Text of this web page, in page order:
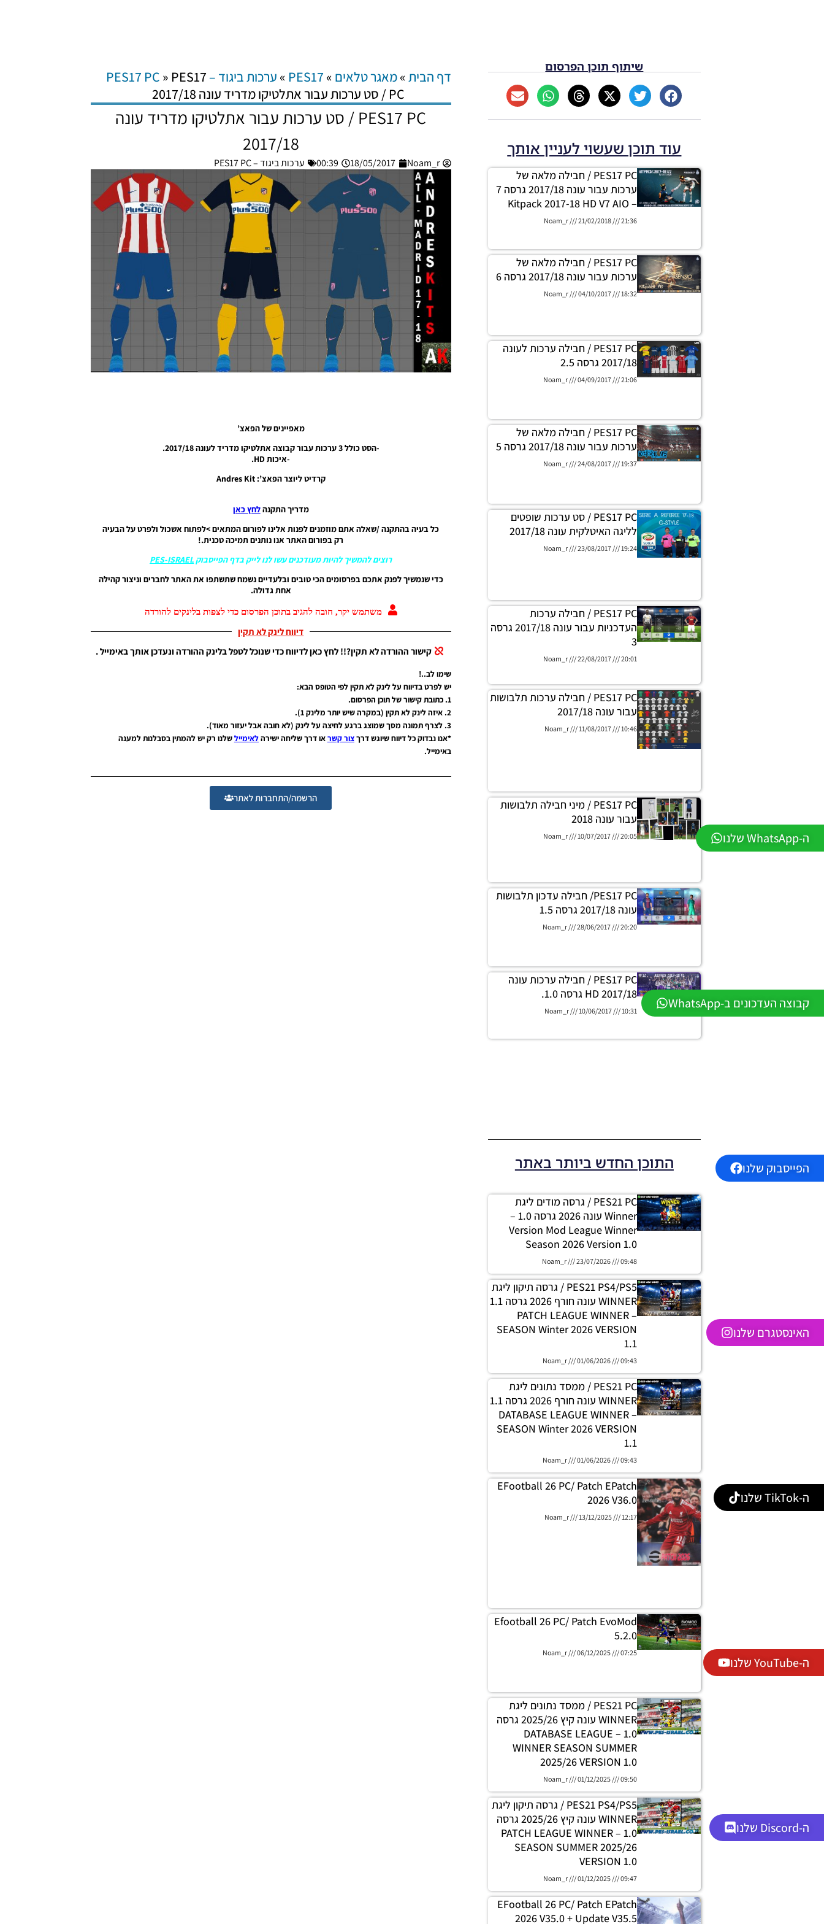
ה-WhatsApp שלנו
קבוצה העדכונים ב-WhatsApp
הפייסבוק שלנו
האינסטגרם שלנו
ה-TikTok שלנו
ה-YouTube שלנו
ה-Discord שלנו
דף הבית »מאגר טלאים »
PES17
» ערכות ביגוד – PES17 PC » PES17
PC / סט ערכות עבור אתלטיקו מדריד עונה 2017/18
PES17 PC / סט ערכות עבור אתלטיקו מדריד עונה
2017/18
Noam_r
18/05/2017
00:39 ערכות ביגוד – PES17 PC
מאפיינים של הפאצ’
-הסט כולל 3 ערכות עבור קבוצה אתלטיקו מדריד לעונה 2017/18.
-איכות HD.
קרדיט ליוצר הפאצ’: Andres Kit
מדריך התקנהלחץ כאן
כל בעיה בהתקנה /שאלה אתם מוזמנים לפנות אלינו לפורום המתאים >לפתוח אשכול ולפרט על הבעיה
רק בפורום האתר אנו נותנים תמיכה טכנית.!
רוצים להמשיך להיות מעודכנים עשו לנו לייק בדף הפייסבוקPES-ISRAEL
כדי שנמשיך לפנק אתכם בפרסומים הכי טובים ובלעדיים נשמח שתשתפו את האתר לחברים וניצור קהילה
אחת גדולה.
משתמש יקר, חובה להגיב בתוכן הפרסום כדי לצפות בלינקים להורדה
דיווח לינק לא תקין
קישור ההורדה לא תקין?!! לחץ כאן לדיווח כדי שנוכל לטפל בלינק ההורדה ונעדכן אותך באימייל .
שימו לב..!
יש לפרט בדיווח על לינק לא תקין לפי הטופס הבא:
1. כתובת קישור של תוכן הפרסום.
2. איזה לינק לא תקין (במקרה שיש יותר מלינק 1).
3. לצרף תמונה מסך שמוצג ברגע לחיצה על לינק (לא חובה אבל יעזור מאוד).
*אנו נבדוק כל דיווח שיוגש דרךצור קשראו דרך שליחה ישירהלאימיילשלנו רק יש להמתין בסבלנות למענה
באימייל.
הרשמה/התחברות לאתר
שיתוף תוכן הפרסום
עוד תוכן שעשוי לעניין אותך
PES17 PC / חבילה מלאה של
ערכות עבור עונה 2017/18 גרסה 7
– Kitpack 2017-18 HD V7 AIO
Noam_r 21/02/2018 21:36
PES17 PC / חבילה מלאה של
ערכות עבור עונה 2017/18 גרסה 6
Noam_r 04/10/2017 18:32
PES17 PC / חבילה ערכות לעונה
2017/18 גרסה 2.5
Noam_r 04/09/2017 21:06
PES17 PC / חבילה מלאה של
ערכות עבור עונה 2017/18 גרסה 5
Noam_r 24/08/2017 19:37
PES17 PC / סט ערכות שופטים
לליגה האיטלקית עונה 2017/18
Noam_r 23/08/2017 19:24
PES17 PC / חבילה ערכות
העדכניות עבור עונה 2017/18 גרסה
3
Noam_r 22/08/2017 20:01
PES17 PC / חבילה ערכות תלבושות
עבור עונה 2017/18
Noam_r 11/08/2017 10:46
PES17 PC / מיני חבילה תלבושות
עבור עונה 2018
Noam_r 10/07/2017 20:05
PES17 PC/ חבילה עדכון תלבושות
עונה 2017/18 גרסה 1.5
Noam_r 28/06/2017 20:20
PES17 PC / חבילה ערכות עונה
2017/18 HD גרסה 1.0.
Noam_r 10/06/2017 10:31
התוכן החדש ביותר באתר
PES21 PC / גרסה מודים ליגת
Winner עונה 2026 גרסה 1.0 –
Version Mod League Winner
Season 2026 Version 1.0
Noam_r 23/07/2026 09:48
PES21 PS4/PS5 / גרסה תיקון ליגת
WINNER עונה חורף 2026 גרסה 1.1
– PATCH LEAGUE WINNER
SEASON Winter 2026 VERSION
1.1
Noam_r 01/06/2026 09:43
PES21 PC / ממסד נתונים ליגת
WINNER עונה חורף 2026 גרסה 1.1
– DATABASE LEAGUE WINNER
SEASON Winter 2026 VERSION
1.1
Noam_r 01/06/2026 09:43
EFootball 26 PC/ Patch EPatch
2026 V36.0
Noam_r 13/12/2025 12:17
Efootball 26 PC/ Patch EvoMod
5.2.0
Noam_r 06/12/2025 07:25
PES21 PC / ממסד נתונים ליגת
WINNER עונה קיץ 2025/26 גרסה
1.0 – DATABASE LEAGUE
WINNER SEASON SUMMER
2025/26 VERSION 1.0
Noam_r 01/12/2025 09:50
PES21 PS4/PS5 / גרסה תיקון ליגת
WINNER עונה קיץ 2025/26 גרסה
1.0 – PATCH LEAGUE WINNER
SEASON SUMMER 2025/26
VERSION 1.0
Noam_r 01/12/2025 09:47
EFootball 26 PC/ Patch EPatch
2026 V35.0 + Update V35.5